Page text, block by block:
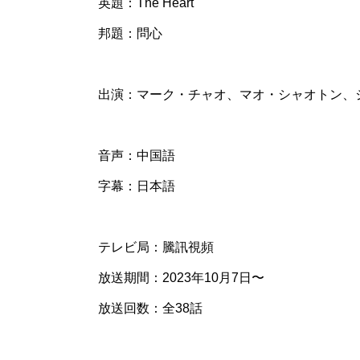
英題：The Heart
邦題：問心
出演：マーク・チャオ、マオ・シャオトン、
音声：中国語
字幕：日本語
テレビ局：騰訊視頻
放送期間：2023年10月7日〜
放送回数：全38話